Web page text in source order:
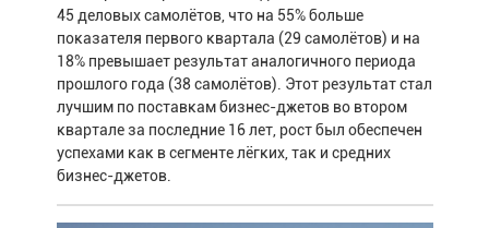
45 деловых самолётов, что на 55% больше
показателя первого квартала (29 самолётов) и на
18% превышает результат аналогичного периода
прошлого года (38 самолётов). Этот результат стал
лучшим по поставкам бизнес-джетов во втором
квартале за последние 16 лет, рост был обеспечен
успехами как в сегменте лёгких, так и средних
бизнес-джетов.